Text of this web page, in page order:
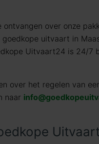
over onze
uitvaart in
Uitvaart24 is 24/7
over het regelen van
naar